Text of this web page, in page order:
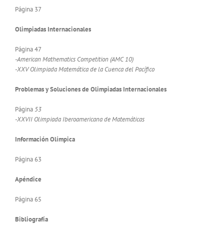
Página 37
Olimpiadas Internacionales
Página 47
-American Mathematics Competition (AMC 10)
-XXV Olimpiada Matemática de la Cuenca del Pacífico
Problemas y Soluciones de Olimpiadas Internacionales
Página53
-XXVII Olimpiada Iberoamericana de Matemáticas
Información Olímpica
Página 63
Apéndice
Página 65
Bibliografía